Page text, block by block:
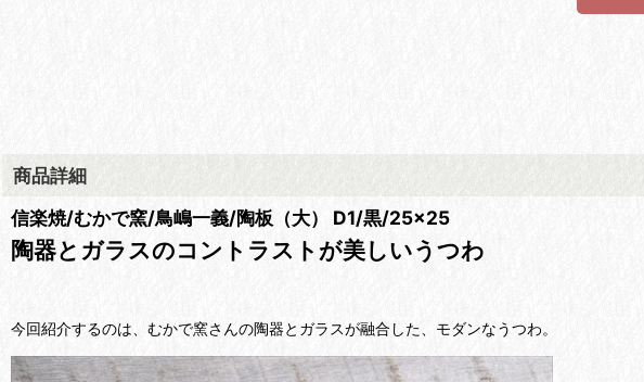
商品詳細
信楽焼/むかで窯/鳥嶋一義/陶板（大） D1/黒/25×25
陶器とガラスのコントラストが美しいうつわ
今回紹介するのは、むかで窯さんの陶器とガラスが融合した、モダンなうつわ。